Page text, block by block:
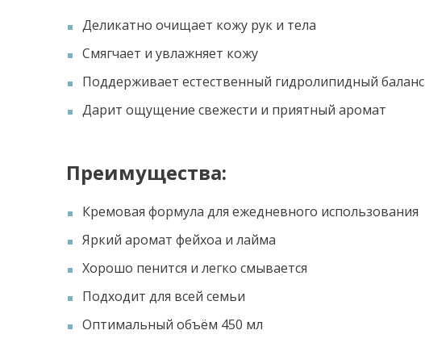
Деликатно очищает кожу рук и тела
Смягчает и увлажняет кожу
Поддерживает естественный гидролипидный баланс
Дарит ощущение свежести и приятный аромат
Преимущества:
Кремовая формула для ежедневного использования
Яркий аромат фейхоа и лайма
Хорошо пенится и легко смывается
Подходит для всей семьи
Оптимальный объём 450 мл